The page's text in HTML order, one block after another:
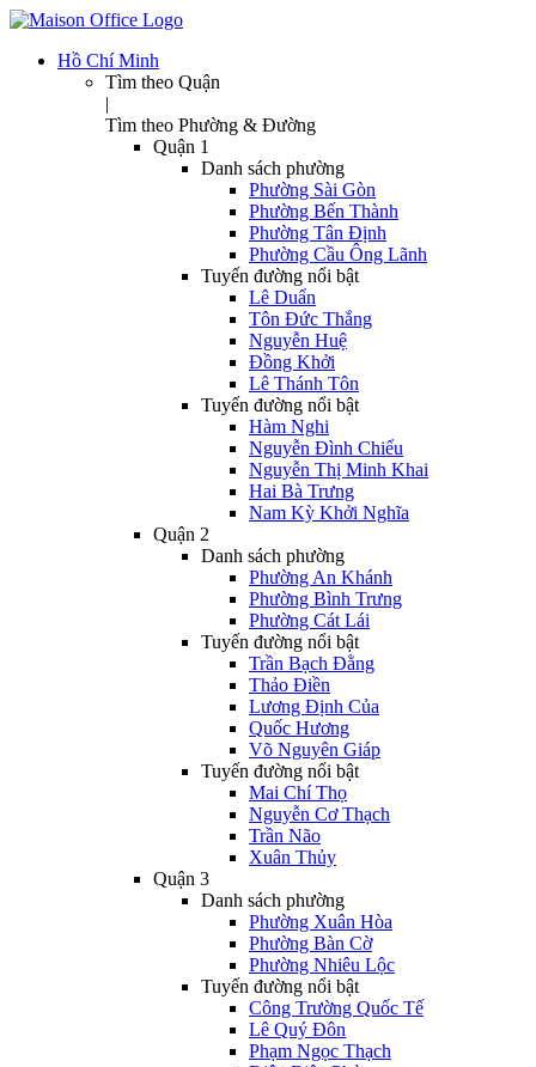
Hồ Chí Minh
Tìm theo Quận
|
Tìm theo Phường & Đường
Quận 1
Danh sách phường
Phường Sài Gòn
Phường Bến Thành
Phường Tân Định
Phường Cầu Ông Lãnh
Tuyến đường nổi bật
Lê Duẩn
Tôn Đức Thắng
Nguyễn Huệ
Đồng Khởi
Lê Thánh Tôn
Tuyến đường nổi bật
Hàm Nghi
Nguyễn Đình Chiểu
Nguyễn Thị Minh Khai
Hai Bà Trưng
Nam Kỳ Khởi Nghĩa
Quận 2
Danh sách phường
Phường An Khánh
Phường Bình Trưng
Phường Cát Lái
Tuyến đường nổi bật
Trần Bạch Đằng
Thảo Điền
Lương Định Của
Quốc Hương
Võ Nguyên Giáp
Tuyến đường nổi bật
Mai Chí Thọ
Nguyễn Cơ Thạch
Trần Não
Xuân Thủy
Quận 3
Danh sách phường
Phường Xuân Hòa
Phường Bàn Cờ
Phường Nhiêu Lộc
Tuyến đường nổi bật
Công Trường Quốc Tế
Lê Quý Đôn
Phạm Ngọc Thạch